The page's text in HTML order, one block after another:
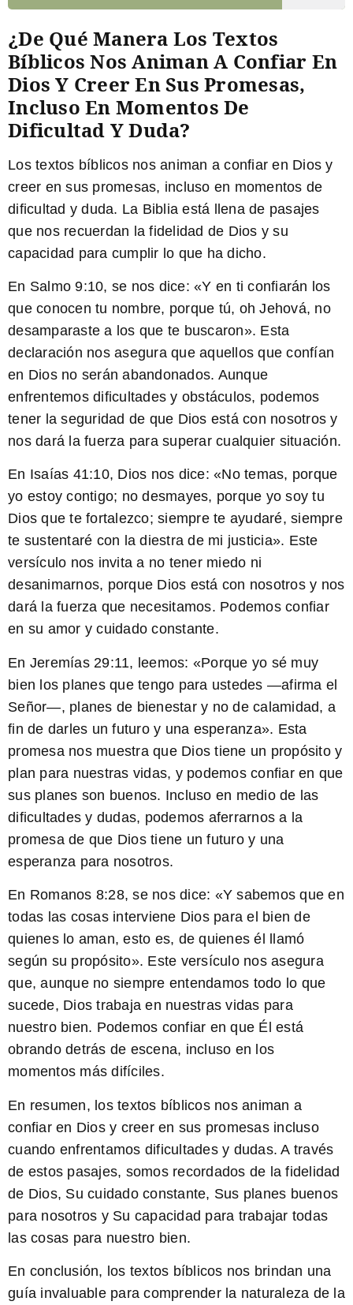
¿De Qué Manera Los Textos
Bíblicos Nos Animan A Confiar En
Dios Y Creer En Sus Promesas,
Incluso En Momentos De
Dificultad Y Duda?
Los textos bíblicos nos animan a confiar en Dios y
creer en sus promesas, incluso en momentos de
dificultad y duda. La Biblia está llena de pasajes
que nos recuerdan la fidelidad de Dios y su
capacidad para cumplir lo que ha dicho.
En Salmo 9:10, se nos dice: «Y en ti confiarán los
que conocen tu nombre, porque tú, oh Jehová, no
desamparaste a los que te buscaron». Esta
declaración nos asegura que aquellos que confían
en Dios no serán abandonados. Aunque
enfrentemos dificultades y obstáculos, podemos
tener la seguridad de que Dios está con nosotros y
nos dará la fuerza para superar cualquier situación.
En Isaías 41:10, Dios nos dice: «No temas, porque
yo estoy contigo; no desmayes, porque yo soy tu
Dios que te fortalezco; siempre te ayudaré, siempre
te sustentaré con la diestra de mi justicia». Este
versículo nos invita a no tener miedo ni
desanimarnos, porque Dios está con nosotros y nos
dará la fuerza que necesitamos. Podemos confiar
en su amor y cuidado constante.
En Jeremías 29:11, leemos: «Porque yo sé muy
bien los planes que tengo para ustedes —afirma el
Señor—, planes de bienestar y no de calamidad, a
fin de darles un futuro y una esperanza». Esta
promesa nos muestra que Dios tiene un propósito y
plan para nuestras vidas, y podemos confiar en que
sus planes son buenos. Incluso en medio de las
dificultades y dudas, podemos aferrarnos a la
promesa de que Dios tiene un futuro y una
esperanza para nosotros.
En Romanos 8:28, se nos dice: «Y sabemos que en
todas las cosas interviene Dios para el bien de
quienes lo aman, esto es, de quienes él llamó
según su propósito». Este versículo nos asegura
que, aunque no siempre entendamos todo lo que
sucede, Dios trabaja en nuestras vidas para
nuestro bien. Podemos confiar en que Él está
obrando detrás de escena, incluso en los
momentos más difíciles.
En resumen, los textos bíblicos nos animan a
confiar en Dios y creer en sus promesas incluso
cuando enfrentamos dificultades y dudas. A través
de estos pasajes, somos recordados de la fidelidad
de Dios, Su cuidado constante, Sus planes buenos
para nosotros y Su capacidad para trabajar todas
las cosas para nuestro bien.
En conclusión, los textos bíblicos nos brindan una
guía invaluable para comprender la naturaleza de la